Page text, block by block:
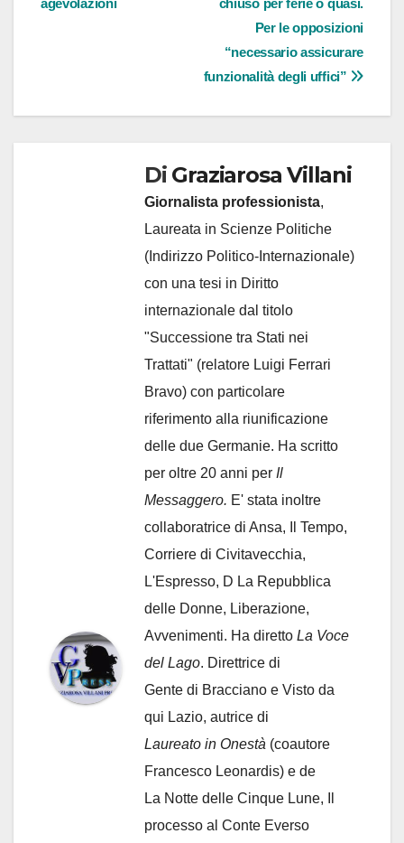
articoli
Per le opposizioni
“necessario assicurare
funzionalità degli uffici”
Di Graziarosa Villani
Giornalista professionista,
Laureata in Scienze Politiche
(Indirizzo Politico-Internazionale)
con una tesi in Diritto
internazionale dal titolo
"Successione tra Stati nei
Trattati" (relatore Luigi Ferrari
Bravo) con particolare
riferimento alla riunificazione
delle due Germanie. Ha scritto
per oltre 20 anni per Il
Messaggero. E' stata inoltre
collaboratrice di Ansa, Il Tempo,
Corriere di Civitavecchia,
L'Espresso, D La Repubblica
delle Donne, Liberazione,
Avvenimenti. Ha diretto La Voce
del Lago. Direttrice di
Gente di Bracciano e Visto da
qui Lazio, autrice di
Laureato in Onestà (coautore
Francesco Leonardis) e de
La Notte delle Cinque Lune, Il
processo al Conte Everso